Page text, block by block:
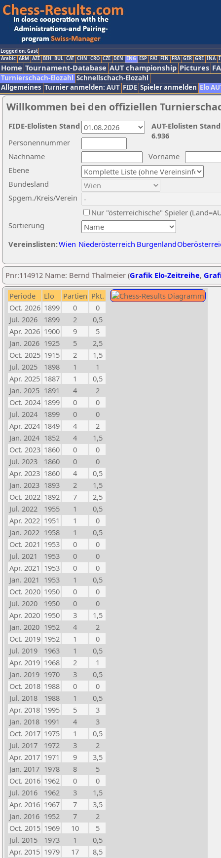
Logged on: Gast
Arabic ARM AZE BIH BUL CAT CHN CRO CZE DEN ENG ESP FAI FIN FRA GER GRE INA
Home Tournament-Database AUT championship Pictures
Turnierschach-Elozahl Schnellschach-Elozahl
Allgemeines Turnier anmelden: AUT FIDE Spieler anmelden Elo
Willkommen bei den offiziellen
Nachname
Vorname
Ebene
Sortierung
Personennummer
Bundesland
Spgem./Kreis/Verein
Nur "österreichische" Spieler
Vereinslisten:Wien Niederösterreich Burgenland
AUT-Elolisten
6.936
FIDE-Elolisten Stand
Pnr:114912 Name: Bernd Thalmeier (Grafik Elo-Zeitreihe,
Periode Elo Partien Pkt.
Oct. 2026 1899 0
0
Jul. 2026
1899 2
0,5
Apr. 2026 1900 9
5
Jan. 2026 1925 5
2,5
Oct. 2025 1915 2
1,5
Jul. 2025
1898 1
1
Apr. 2025 1887 1
0,5
Jan. 2025 1891 4
2
Oct. 2024 1899 0
0
Jul. 2024
1899 0
0
Apr. 2024 1849 4
2
Jan. 2024 1852 4
1,5
Oct. 2023 1860 0
0
Jul. 2023
1860 0
0
Apr. 2023 1860 4
0,5
Jan. 2023 1893 2
1,5
Oct. 2022 1892 7
2,5
Jul. 2022
1955 1
0,5
Apr. 2022 1951 1
0
Jan. 2022 1958 1
0,5
Oct. 2021 1953 0
0
Jul. 2021
1953 0
0
Apr. 2021 1953 0
0
Jan. 2021 1953 1
0,5
Oct. 2020 1950 0
0
Jul. 2020
1950 0
0
Apr. 2020 1950 3
1,5
Jan. 2020 1952 4
2
Oct. 2019 1952 1
0
Jul. 2019
1963 1
0,5
Apr. 2019 1968 2
1
Jan. 2019 1970 3
0,5
Oct. 2018 1988 0
0
Jul. 2018
1988 1
0,5
Apr. 2018 1995 5
3
Jan. 2018 1991 4
3
Oct. 2017 1975 1
0,5
Jul. 2017
1972 3
2
Apr. 2017 1971 9
3,5
Jan. 2017 1978 8
5
Oct. 2016 1962 0
0
Jul. 2016
1962 3
1,5
Apr. 2016 1967 7
3,5
Jan. 2016 1952 7
2
Oct. 2015 1969 10
5
Jul. 2015
1973 1
0,5
Apr. 2015 1979 17
8,5